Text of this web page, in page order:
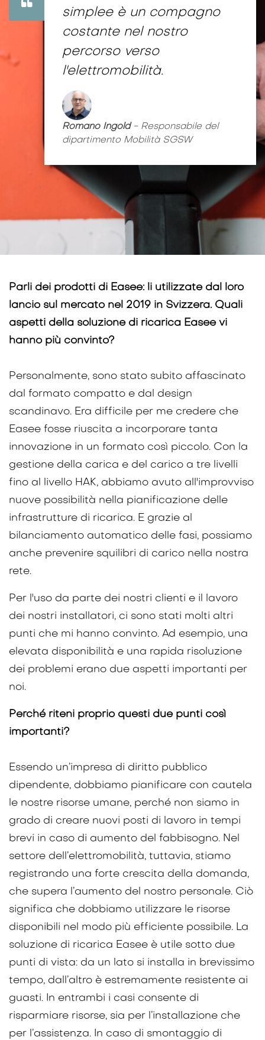
simplee è un compagno
costante nel nostro
percorso verso
l'elettromobilità.
Romano Ingold- Responsabile del
dipartimento Mobilità SGSW
Parli dei prodotti di Easee: li utilizzate dal loro
lancio sul mercato nel 2019 in Svizzera. Quali
aspetti della soluzione di ricarica Easee vi
hanno più convinto?
Personalmente, sono stato subito affascinato
dal formato compatto e dal design
scandinavo. Era difficile per me credere che
Easee fosse riuscita a incorporare tanta
innovazione in un formato così piccolo. Con la
gestione della carica e del carico a tre livelli
fino al livello HAK, abbiamo avuto all'improvviso
nuove possibilità nella pianificazione delle
infrastrutture di ricarica. E grazie al
bilanciamento automatico delle fasi, possiamo
anche prevenire squilibri di carico nella nostra
rete.
Per l'uso da parte dei nostri clienti e il lavoro
dei nostri installatori, ci sono stati molti altri
punti che mi hanno convinto. Ad esempio, una
elevata disponibilità e una rapida risoluzione
dei problemi erano due aspetti importanti per
noi.
Perché riteni proprio questi due punti così
importanti?
Essendo un’impresa di diritto pubblico
dipendente, dobbiamo pianificare con cautela
le nostre risorse umane, perché non siamo in
grado di creare nuovi posti di lavoro in tempi
brevi in caso di aumento del fabbisogno. Nel
settore dell’elettromobilità, tuttavia, stiamo
registrando una forte crescita della domanda,
che supera l’aumento del nostro personale. Ciò
significa che dobbiamo utilizzare le risorse
disponibili nel modo più efficiente possibile. La
soluzione di ricarica Easee è utile sotto due
punti di vista: da un lato si installa in brevissimo
tempo, dall’altro è estremamente resistente ai
guasti. In entrambi i casi consente di
risparmiare risorse, sia per l’installazione che
per l’assistenza. In caso di smontaggio di